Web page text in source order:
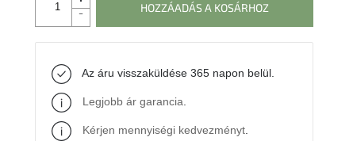
HOZZÁADÁS A KOSÁRHOZ
Az áru visszaküldése 365 napon belül.
Legjobb ár garancia
Kérjen mennyiségi kedvezményt.